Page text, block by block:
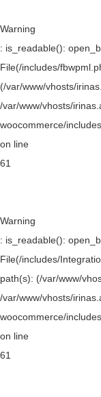
Warning
: is_readable():
File(/includes/
(/var/www/vhosts/
/var/www/vhosts/
woocommerce/
on line
61
Warning
: is_readable():
File(/includes/
path(s): (/var/www/
/var/www/vhosts/
woocommerce/
on line
61